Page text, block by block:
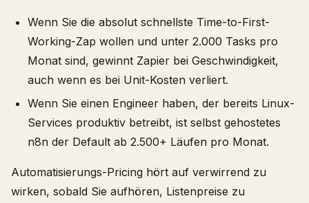
Wenn Sie die absolut schnellste Time-to-First-
Working-Zap wollen und unter 2.000 Tasks pro
Monat sind, gewinnt Zapier bei Geschwindigkeit,
auch wenn es bei Unit-Kosten verliert.
Wenn Sie einen Engineer haben, der bereits Linux-
Services produktiv betreibt, ist selbst gehostetes
n8n der Default ab 2.500+ Läufen pro Monat.
Automatisierungs-Pricing hört auf verwirrend zu
wirken, sobald Sie aufhören, Listenpreise zu